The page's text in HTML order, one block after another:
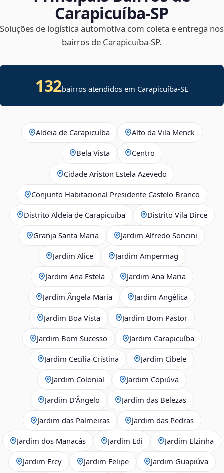
Carapicuíba‑SP
Soluções de logística automotiva com coleta e entrega nos
bairros de Carapicuíba‑SP.
132bairros atendidos em Carapicuíba-SE
Aldeia de Carapicuíba Alto da Vila Menck
Bela Vista Centro
Cidade Ariston Estela Azevedo
Conjunto Habitacional Presidente Castelo Branco
Distrito Aldeia de Carapicuíba Distrito Vila Dirce
Granja Santa Maria Jardim Alfredo Soncini
Jardim Alice Jardim Ampermag
Jardim Ana Estela Jardim Ana Maria
Jardim Ângela Maria Jardim Angélica
Jardim Boa Vista Jardim Bom Pastor
Jardim Bom Sucesso Jardim Carapicuíba
Jardim Cecília Cristina Jardim Cibele
Jardim Colonial Jardim Copiúva
Jardim D’Ângelo Jardim das Belezas
Jardim das Palmeiras Jardim das Pedras
Jardim dos Manacás Jardim Edi Jardim Elzinha
Jardim Ercy Jardim Felipe Jardim Guapiúva